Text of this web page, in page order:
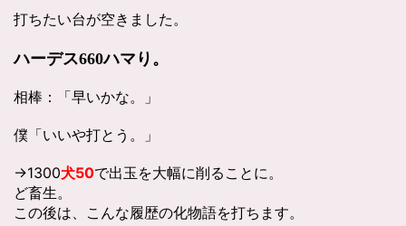
打ちたい台が空きました。
ハーデス660ハマり。
相棒：「早いかな。」
僕「いいや打とう。」
→1300犬50で出玉を大幅に削ることに。
ど畜生。
この後は、こんな履歴の化物語を打ちます。